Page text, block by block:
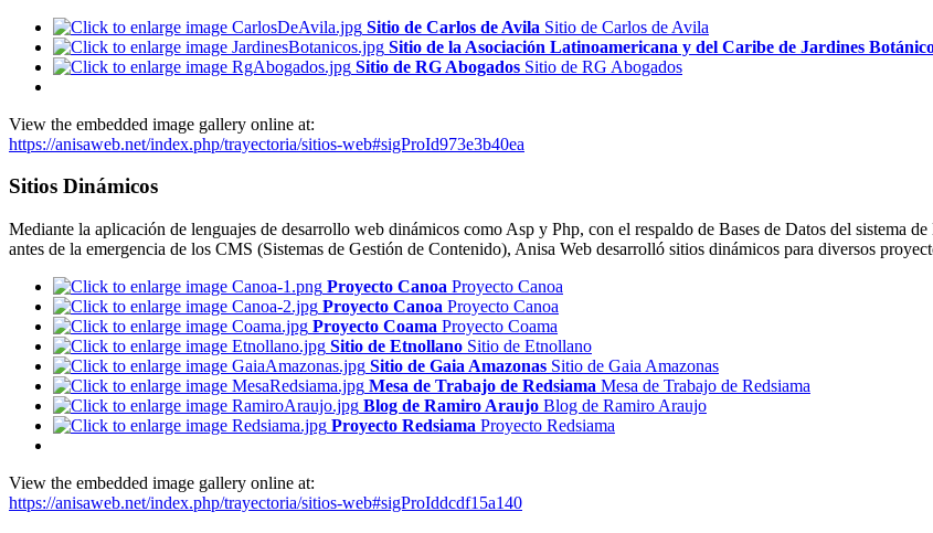
Sitio de Carlos de Avila Sitio de Carlos de Avila
Sitio de la Asociación Latinoamericana y del Caribe de Jardines
Sitio de RG Abogados Sitio de RG Abogados
View the embedded image gallery online at:
https://anisaweb.net/index.php/trayectoria/sitios-web#sigProId973e3b40ea
Sitios Dinámicos
Mediante la aplicación de lenguajes de desarrollo web dinámicos como Asp y Php, con el respaldo de Bases de Datos del sistema
antes de la emergencia de los CMS (Sistemas de Gestión de Contenido), Anisa Web desarrolló sitios dinámicos para diversos
Proyecto Canoa Proyecto Canoa
Proyecto Canoa Proyecto Canoa
Proyecto Coama Proyecto Coama
Sitio de Etnollano Sitio de Etnollano
Sitio de Gaia Amazonas Sitio de Gaia Amazonas
Mesa de Trabajo de Redsiama Mesa de Trabajo de Redsiama
Blog de Ramiro Araujo Blog de Ramiro Araujo
Proyecto Redsiama Proyecto Redsiama
View the embedded image gallery online at:
https://anisaweb.net/index.php/trayectoria/sitios-web#sigProIddcdf15a140